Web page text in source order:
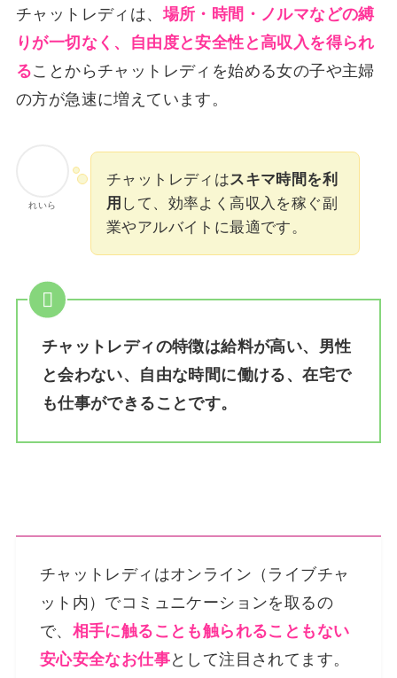
チャットレディは、場所・時間・ノルマなどの縛
りが一切なく、自由度と安全性と高収入を得られ
ることからチャットレディを始める女の子や主婦
の方が急速に増えています。
れいら
チャットレディはスキマ時間を利
用 して、効率よく高収入を稼ぐ副
業やアルバイトに最適です。
チャットレディの特徴は給料が高い、男性
と会わない、自由な時間に働ける、在宅で
も仕事ができることです。
チャットレディはオンライン（ライブチャ
ット内）でコミュニケーションを取るの
で、 相手に触ることも触られることもない
安心安全なお仕事として注目されてます。